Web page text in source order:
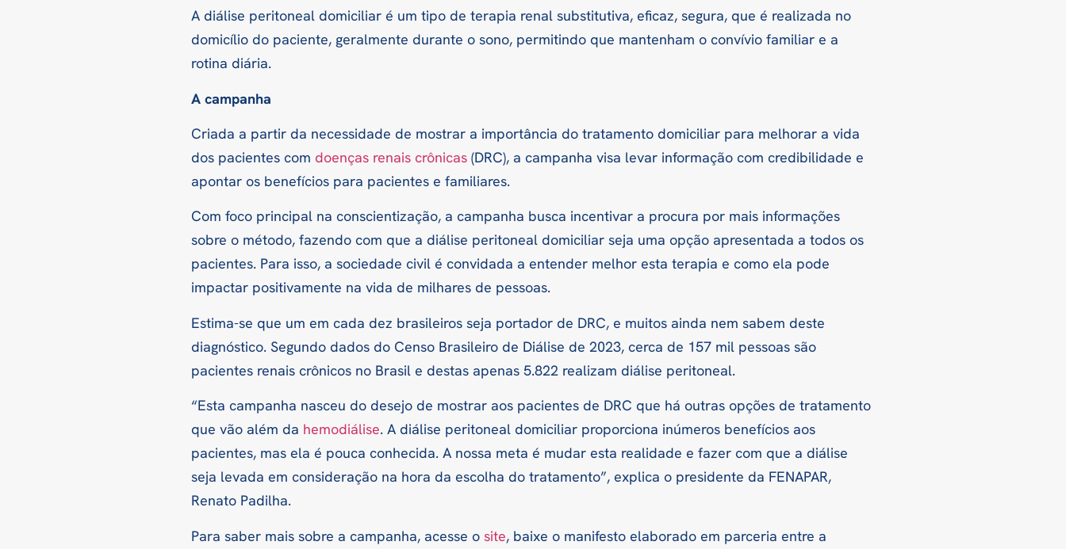
A diálise peritoneal domiciliar é um tipo de terapia renal substitutiva, eficaz, segura, que é realizada no
domicílio do paciente, geralmente durante o sono, permitindo que mantenham o convívio familiar e a
rotina diária.
A campanha
Criada a partir da necessidade de mostrar a importância do tratamento domiciliar para melhorar a vida
dos pacientes com doenças renais crônicas (DRC), a campanha visa levar informação com credibilidade e
apontar os benefícios para pacientes e familiares.
Com foco principal na conscientização, a campanha busca incentivar a procura por mais informações
sobre o método, fazendo com que a diálise peritoneal domiciliar seja uma opção apresentada a todos os
pacientes. Para isso, a sociedade civil é convidada a entender melhor esta terapia e como ela pode
impactar positivamente na vida de milhares de pessoas.
Estima-se que um em cada dez brasileiros seja portador de DRC, e muitos ainda nem sabem deste
diagnóstico. Segundo dados do Censo Brasileiro de Diálise de 2023, cerca de 157 mil pessoas são
pacientes renais crônicos no Brasil e destas apenas 5.822 realizam diálise peritoneal.
“Esta campanha nasceu do desejo de mostrar aos pacientes de DRC que há outras opções de tratamento
que vão além da hemodiálise. A diálise peritoneal domiciliar proporciona inúmeros benefícios aos
pacientes, mas ela é pouca conhecida. A nossa meta é mudar esta realidade e fazer com que a diálise
seja levada em consideração na hora da escolha do tratamento”, explica o presidente da FENAPAR,
Renato Padilha.
Para saber mais sobre a campanha, acesse o site, baixe o manifesto elaborado em parceria entre a